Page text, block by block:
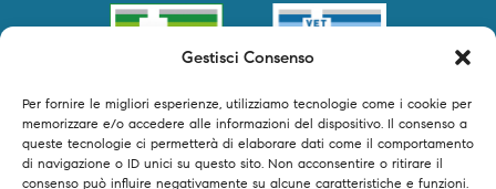
Gestisci Consenso
Per fornire le migliori esperienze, utilizziamo tecnologie come i cookie per
memorizzare e/o accedere alle informazioni del dispositivo. Il consenso a
queste tecnologie ci permetterà di elaborare dati come il comportamento
di navigazione o ID unici su questo sito. Non acconsentire o ritirare il
consenso può influire negativamente su alcune caratteristiche e funzioni.